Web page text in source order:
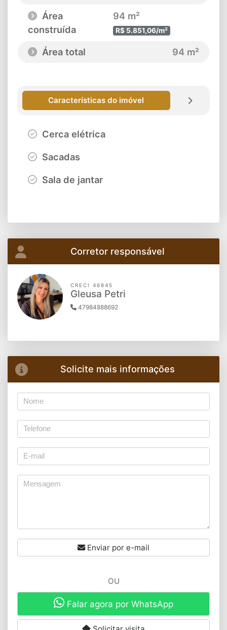
Área
construída
94 m²
R$ 5.851,06/m²
Área total 94 m²
Características do imóvel
Cerca elétrica
Sacadas
Sala de jantar
Corretor responsável
CRECI 46845
Gleusa Petri
47984888692
Solicite mais informações
Enviar por e-mail
OU
Falar agora por WhatsApp